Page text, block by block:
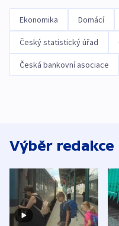
Ekonomika Domácí
Český statistický úřad
Česká bankovní asociace
Výběr redakce